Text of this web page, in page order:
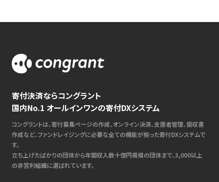
寄付決済ならコングラント
国内No.1 オールインワンの寄付DXシステム
コングラントは、寄付募集ページの作成、オンライン決済、支援者管理、領収書
作成など、ファンドレイジングに必要な全ての機能が揃った寄付DXシステムで
す。
立ち上げたばかりの団体から年間収入数十億円規模の団体まで、3,000以上
の非営利組織に選ばれています。